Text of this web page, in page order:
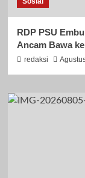
RDP PSU
Ancam Bawa
redaksi